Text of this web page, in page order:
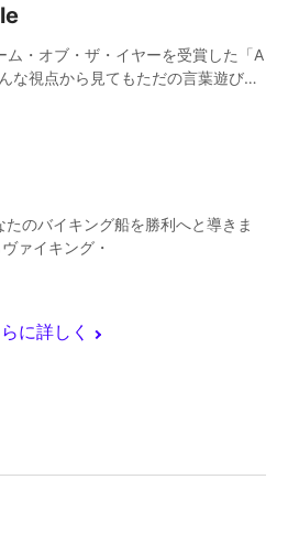
に詳しく
・オブ・ザ・イヤーを受賞した「A
な視点から見てもただの言葉遊びで
のバイキング船を勝利へと導きま
ァイキング・